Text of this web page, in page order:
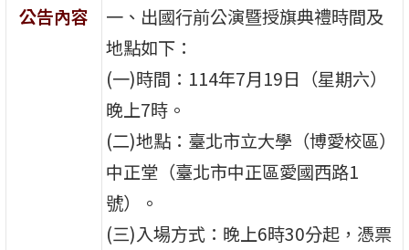
公告內容
一、出國行前公演暨授旗典禮時間及
地點如下：
(一)時間：114年7月19日（星期六）
晚上7時。
(二)地點：臺北市立大學（博愛校區）
中正堂（臺北市中正區愛國西路1
號）。
(三)入場方式：晚上6時30分起，憑票